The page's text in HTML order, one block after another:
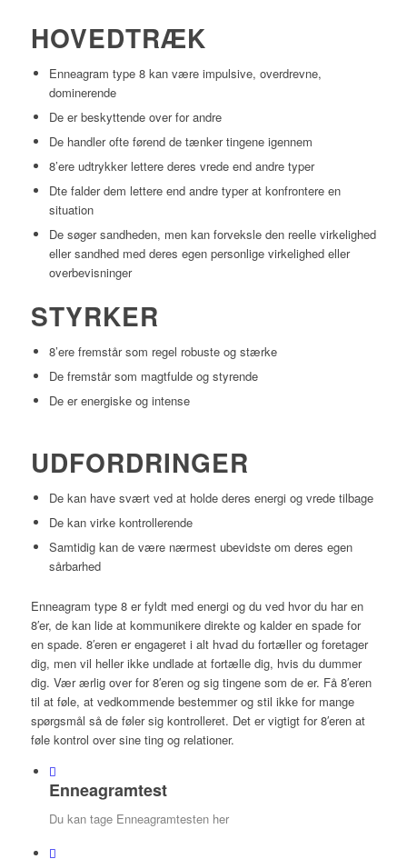
HOVEDTRÆK
Enneagram type 8 kan være impulsive, overdrevne,
dominerende
De er beskyttende over for andre
De handler ofte førend de tænker tingene igennem
8’ere udtrykker lettere deres vrede end andre typer
Dte falder dem lettere end andre typer at konfrontere en
situation
De søger sandheden, men kan forveksle den reelle virkelighed
eller sandhed med deres egen personlige virkelighed eller
overbevisninger
STYRKER
8’ere fremstår som regel robuste og stærke
De fremstår som magtfulde og styrende
De er energiske og intense
UDFORDRINGER
De kan have svært ved at holde deres energi og vrede tilbage
De kan virke kontrollerende
Samtidig kan de være nærmest ubevidste om deres egen
sårbarhed
Enneagram type 8 er fyldt med energi og du ved hvor du har en
8′er, de kan lide at kommunikere direkte og kalder en spade for
en spade. 8′eren er engageret i alt hvad du fortæller og foretager
dig, men vil heller ikke undlade at fortælle dig, hvis du dummer
dig. Vær ærlig over for 8′eren og sig tingene som de er. Få 8′eren
til at føle, at vedkommende bestemmer og stil ikke for mange
spørgsmål så de føler sig kontrolleret. Det er vigtigt for 8′eren at
føle kontrol over sine ting og relationer.
Enneagramtest
Du kan tage Enneagramtesten her